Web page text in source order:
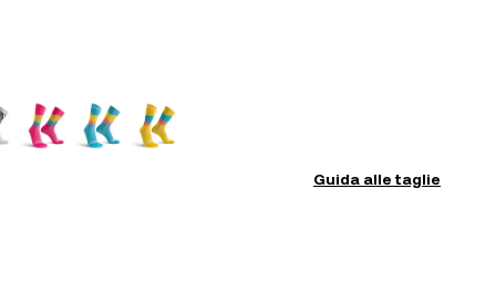
Guida alle taglie